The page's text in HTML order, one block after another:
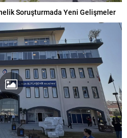
Soruşturmada Yeni Gelişmeler